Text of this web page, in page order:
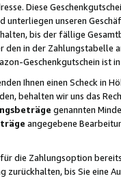
Diese
unseren
bis der fällige
den in der
Geschenkgutschein ist
Ihnen einen Scheck in
behalten wir uns das
genannten
angegebene
die Zahlungsoption
zurückhalten, bis Sie